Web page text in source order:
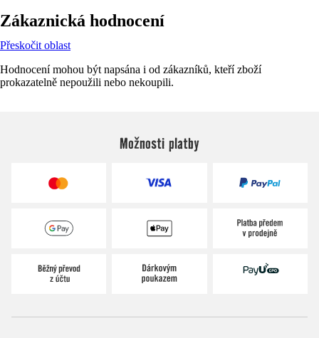
Zákaznická hodnocení
Přeskočit oblast
Hodnocení mohou být napsána i od zákazníků, kteří zboží
prokazatelně nepoužili nebo nekoupili.
Možnosti platby